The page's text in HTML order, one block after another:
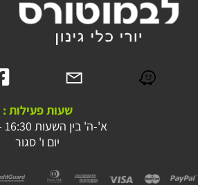
שעות פעילות :
א'-ה' בין השעות 16:30 - 09:00
יום ו' סגור